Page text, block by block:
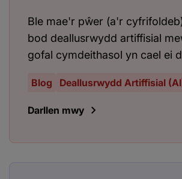
Ble mae'r pŵer (a'r
bod deallusrwydd artiffisial
gofal cymdeithasol yn cael ei
Blog Deallusrwydd Artiffisial
Darllen mwy